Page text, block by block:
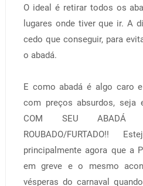
O ideal é retirar todos os
lugares onde tiver que ir. A
cedo que conseguir, para
o abadá.
E como abadá é algo caro
com preços absurdos, seja
COM SEU ABADÁ
ROUBADO/
principalmente agora que a
em greve e o mesmo
vésperas do carnaval